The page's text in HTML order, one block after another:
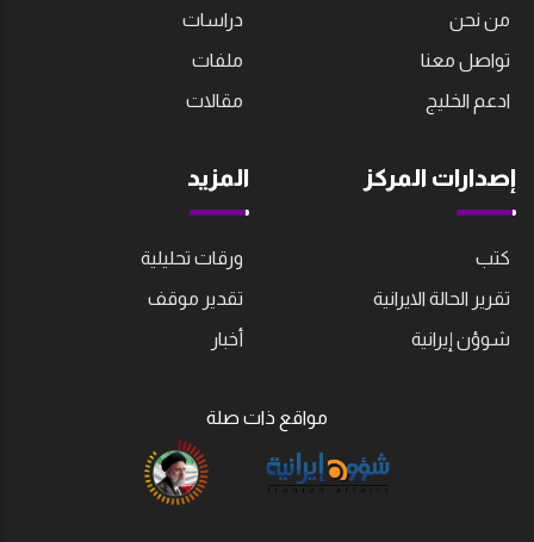
من نحن
تواصل معنا
ادعم الخليج
دراسات
ملفات
مقالات
إصدارات المركز
كتب
تقرير الحالة الايرانية
شوؤن إيرانية
المزيد
ورقات تحليلية
تقدير موقف
أخبار
مواقع ذات صلة